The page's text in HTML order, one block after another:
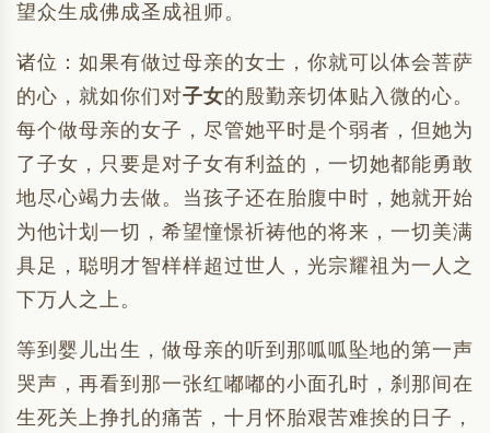
望众生成佛成圣成祖师。
诸位：如果有做过母亲的女士，你就可以体会菩萨
的心，就如你们对子女的殷勤亲切体贴入微的心。
每个做母亲的女子，尽管她平时是个弱者，但她为
了子女，只要是对子女有利益的，一切她都能勇敢
地尽心竭力去做。当孩子还在胎腹中时，她就开始
为他计划一切，希望憧憬祈祷他的将来，一切美满
具足，聪明才智样样超过世人，光宗耀祖为一人之
下万人之上。
等到婴儿出生，做母亲的听到那呱呱坠地的第一声
哭声，再看到那一张红嘟嘟的小面孔时，刹那间在
生死关上挣扎的痛苦，十月怀胎艰苦难挨的日子，